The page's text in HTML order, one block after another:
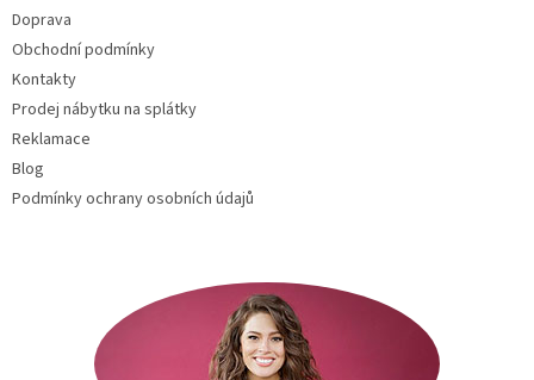
Doprava
Obchodní podmínky
Kontakty
Prodej nábytku na splátky
Reklamace
Blog
Podmínky ochrany osobních údajů